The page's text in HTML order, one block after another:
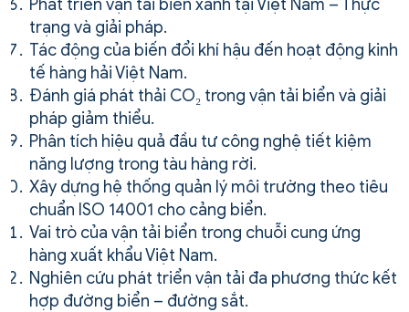
Phát triển vận tải biển xanh tại Việt Nam – Thực
trạng và giải pháp.
Tác động của biến đổi khí hậu đến hoạt động kinh
tế hàng hải Việt Nam.
Đánh giá phát thải CO₂ trong vận tải biển và giải
pháp giảm thiểu.
Phân tích hiệu quả đầu tư công nghệ tiết kiệm
năng lượng trong tàu hàng rời.
Xây dựng hệ thống quản lý môi trường theo tiêu
chuẩn ISO 14001 cho cảng biển.
Vai trò của vận tải biển trong chuỗi cung ứng
hàng xuất khẩu Việt Nam.
Nghiên cứu phát triển vận tải đa phương thức kết
hợp đường biển – đường sắt.